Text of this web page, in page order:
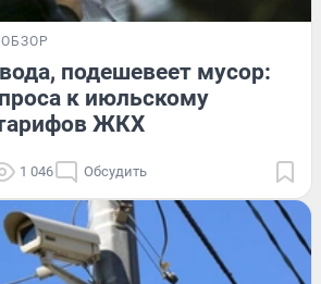
ОБЗОР
подешевеет мусор:
к июльскому
ЖКХ
1 046 Обсудить